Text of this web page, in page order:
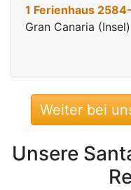
1 Ferienhaus
Gran Canaria
Weiter bei
Unsere